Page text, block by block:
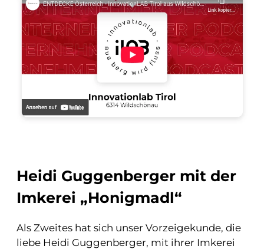
Heidi Guggenberger mit der
Imkerei „Honigmadl“
Als Zweites hat sich unser Vorzeigekunde, die
liebe Heidi Guggenberger, mit ihrer Imkerei